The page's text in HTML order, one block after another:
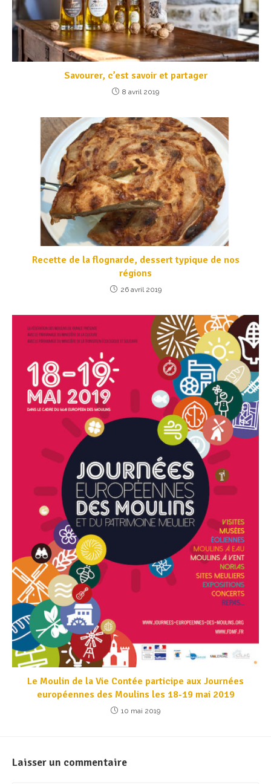
Savourer, c’est savoir et partager
8 avril 2019
Recette de la flognarde, dessert typique de nos
régions
26 avril 2019
Le Moulin de la Vie Contée participe aux Journées
européennes des Moulins les 18-19 mai 2019
10 mai 2019
Laisser un commentaire